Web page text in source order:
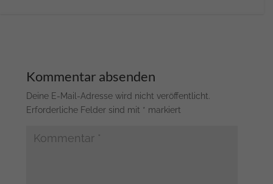
Kommentar absenden
Deine E-Mail-Adresse wird nicht veröffentlicht.
Erforderliche Felder sind mit * markiert